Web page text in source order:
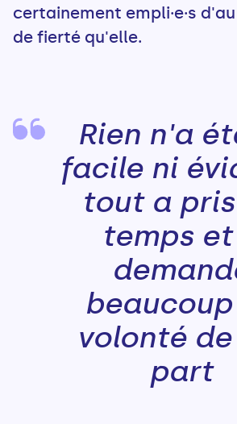
certainement empli·e·s
de fierté qu'elle.
Rien n'a
facile ni
tout a
temps
volonté
part